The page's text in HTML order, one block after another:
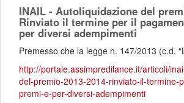
INAIL - Autoliquidazione del
Rinviato il termine per il
per diversi adempimenti
Premesso che la legge n. 147/2013 (c.d.
http://portale.assimpredilance.it/articoli/
del-premio-2013-2014-rinviato-il-termine-
premi-e-per-diversi-adempimenti